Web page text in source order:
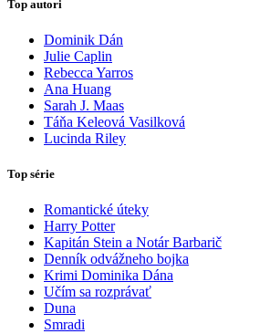
Top autori
Dominik Dán
Julie Caplin
Rebecca Yarros
Ana Huang
Sarah J. Maas
Táňa Keleová Vasilková
Lucinda Riley
Top série
Romantické úteky
Harry Potter
Kapitán Stein a Notár Barbarič
Denník odvážneho bojka
Krimi Dominika Dána
Učím sa rozprávať
Duna
Smradi